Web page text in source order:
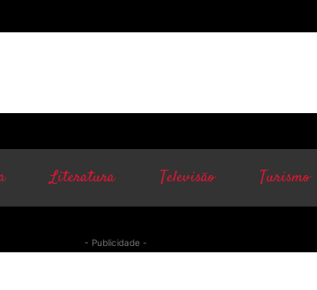
Literatura Televisão Turismo
- Publicidade -